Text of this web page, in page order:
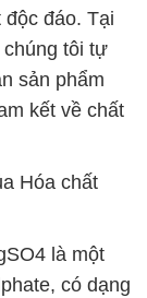
đáo. Tại
tôi tự
sản phẩm
kết về chất
Hóa chất
là một
có dạng